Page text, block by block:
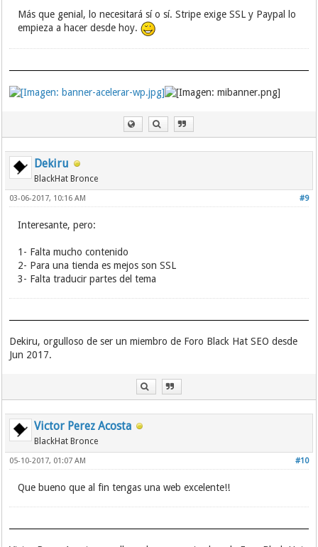
Más que genial, lo necesitará sí o sí. Stripe exige SSL y Paypal lo
empieza a hacer desde hoy.
Dekiru
BlackHat Bronce
#9
03-06-2017, 10:16 AM
Interesante, pero:
1- Falta mucho contenido
2- Para una tienda es mejos son SSL
3- Falta traducir partes del tema
Dekiru, orgulloso de ser un miembro de Foro Black Hat SEO desde
Jun 2017.
Victor Perez Acosta
BlackHat Bronce
#10
05-10-2017, 01:07 AM
Que bueno que al fin tengas una web excelente!!